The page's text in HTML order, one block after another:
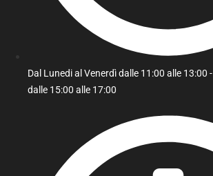
Dal Lunedi al Venerdì dalle 11:00 alle 13:00 -
dalle 15:00 alle 17:00